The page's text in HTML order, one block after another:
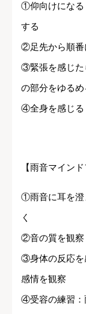
①仰向けになる
する
②足先から順番
③緊張を感じた
の部分をゆる
④全身を感じる
【雨音マイン
①雨音に耳を澄
く
②音の質を観察
③身体の反応を
感情を観察
④受容の練習：